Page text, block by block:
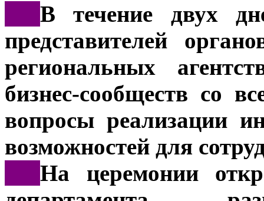
В течение двух
представителей
региональных
бизнес-сообществ со
вопросы реализации
возможностей для
На церемонии